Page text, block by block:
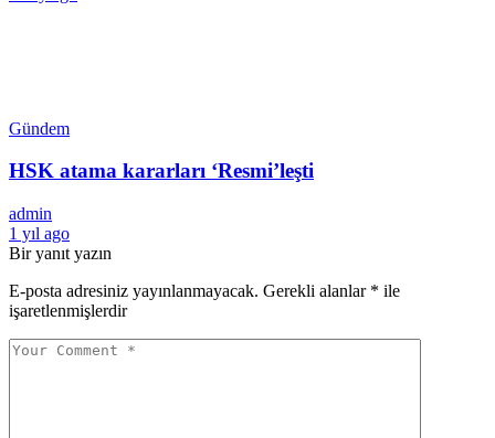
Gündem
HSK atama kararları ‘Resmi’leşti
admin
1 yıl ago
Bir yanıt yazın
E-posta adresiniz yayınlanmayacak. Gerekli alanlar * ile
işaretlenmişlerdir